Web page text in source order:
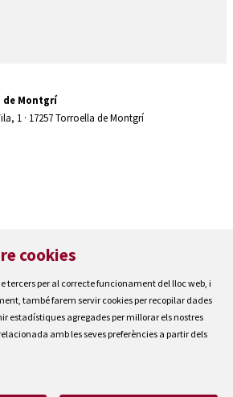
de Montgrí
1 · 17257 Torroella de Montgrí
cookies
tercers per al correcte funcionament del lloc web, i
també farem servir cookies per recopilar dades
estadístiques agregades per millorar els nostres
amb les seves preferències a partir dels